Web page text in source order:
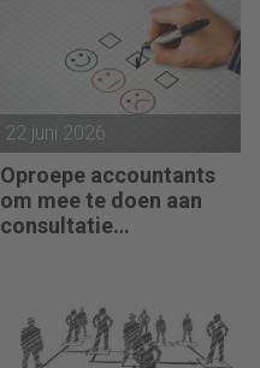
22 juni 2026
Oproepe accountants
om mee te doen aan
consultatie